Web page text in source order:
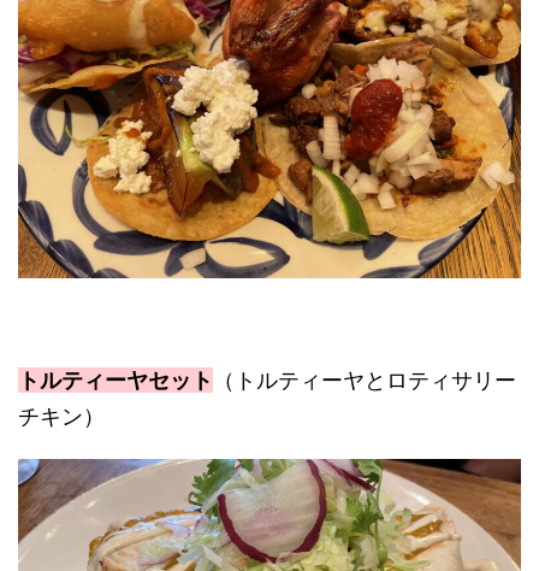
トルティーヤセット
（トルティーヤとロティサリー
チキン）